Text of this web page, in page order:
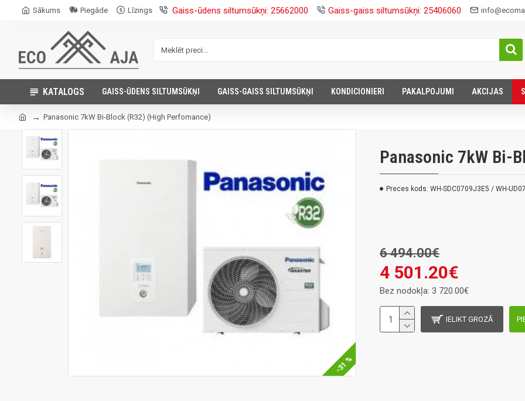
Sākums Piegāde Līzings Gaiss-ūdens siltumsūkņi: 25662000 Gaiss-gaiss siltumsūkņi: 25406060
KATALOGS GAISS-ŪDENS SILTUMSŪKŅI GAISS-GAISS SILTUMSŪKŅI KONDICIONIERI PAKALPOJUMI AKCIJAS
Panasonic 7kW Bi-Block (R32) (High Perfomance)
-31 %
Panasonic 7kW Bi-
Preces kods: WH-SDC0709J3E5 / WH-
4 501.20€
6 494.00€
Bez nodokļa: 3 720.00€
IELIKT GROZĀ